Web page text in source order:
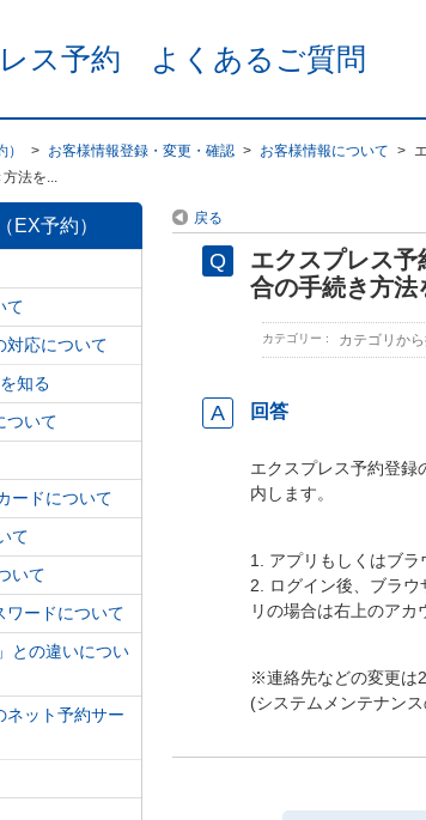
ス予約 よくあるご質問
> お客様情報登録・変更・確認 > お客様情報について >
法を...
EX予約）
て
対応について
知る
ついて
ードについて
て
いて
ワードについて
との違いについ
ネット予約サー
戻る
エクスプレス
合の手続き方法
カテゴリー : カテゴリから
回答
エクスプレス予約登録
内します。
1. アプリもしくはブラ
2. ログイン後、ブラ
リの場合は右上のア
※連絡先などの変更は
(システムメンテナンス